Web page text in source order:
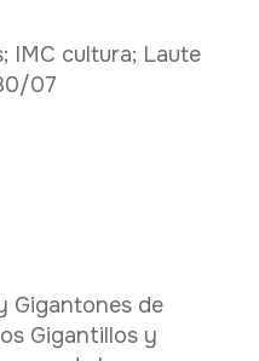
IMC cultura; Laute
07
Gigantones de
Gigantillos y